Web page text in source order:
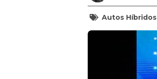
Autos Híbridos